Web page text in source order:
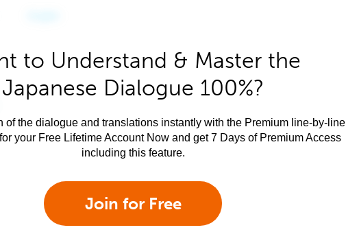
to Understand & Master the
Japanese Dialogue 100%?
of the dialogue and translations instantly with the Premium line-by-line
your Free Lifetime Account Now and get 7 Days of Premium Access
including this feature.
Join for Free